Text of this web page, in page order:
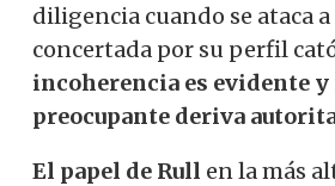
diligencia cuando se ataca a
concertada por su perfil
incoherencia es evidente y
preocupante deriva
El papel de Rull en la más